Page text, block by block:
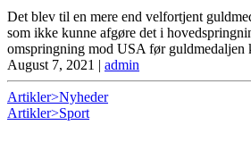
Det blev til en mere end velfortjent
som ikke kunne afgøre det i
omspringning mod USA før guldmedaljen
August 7, 2021 | admin
Artikler>Nyheder
Artikler>Sport